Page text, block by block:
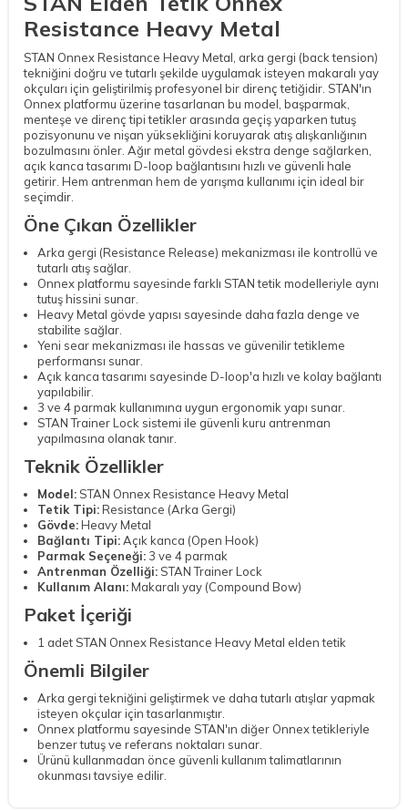
Resistance Heavy Metal
STAN Onnex Resistance Heavy Metal, arka gergi (back tension)
tekniğini doğru ve tutarlı şekilde uygulamak isteyen makaralı yay
okçuları için geliştirilmiş profesyonel bir direnç tetiğidir. STAN'ın
Onnex platformu üzerine tasarlanan bu model, başparmak,
menteşe ve direnç tipi tetikler arasında geçiş yaparken tutuş
pozisyonunu ve nişan yüksekliğini koruyarak atış alışkanlığının
bozulmasını önler. Ağır metal gövdesi ekstra denge sağlarken,
açık kanca tasarımı D-loop bağlantısını hızlı ve güvenli hale
getirir. Hem antrenman hem de yarışma kullanımı için ideal bir
seçimdir.
Öne Çıkan Özellikler
Arka gergi (Resistance Release) mekanizması ile kontrollü ve
tutarlı atış sağlar.
Onnex platformu sayesinde farklı STAN tetik modelleriyle aynı
tutuş hissini sunar.
Heavy Metal gövde yapısı sayesinde daha fazla denge ve
stabilite sağlar.
Yeni sear mekanizması ile hassas ve güvenilir tetikleme
performansı sunar.
Açık kanca tasarımı sayesinde D-loop'a hızlı ve kolay bağlantı
yapılabilir.
3 ve 4 parmak kullanımına uygun ergonomik yapı sunar.
STAN Trainer Lock sistemi ile güvenli kuru antrenman
yapılmasına olanak tanır.
Teknik Özellikler
Model: STAN Onnex Resistance Heavy Metal
Tetik Tipi:Resistance (Arka Gergi)
Gövde:Heavy Metal
Bağlantı Tipi:Açık kanca (Open Hook)
Parmak Seçeneği: 3 ve 4 parmak
Antrenman Özelliği: STAN Trainer Lock
Kullanım Alanı:Makaralı yay (Compound Bow)
Paket İçeriği
1 adet STAN Onnex Resistance Heavy Metal elden tetik
Önemli Bilgiler
Arka gergi tekniğini geliştirmek ve daha tutarlı atışlar yapmak
isteyen okçular için tasarlanmıştır.
Onnex platformu sayesinde STAN'ın diğer Onnex tetikleriyle
benzer tutuş ve referans noktaları sunar.
Ürünü kullanmadan önce güvenli kullanım talimatlarının
okunması tavsiye edilir.